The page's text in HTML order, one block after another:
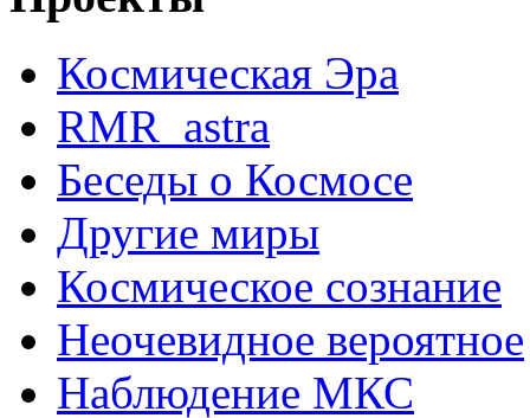
Космическая Эра
RMR_astra
Беседы о Космосе
Другие миры
Космическое сознание
Неочевидное вероятное
Наблюдение МКС